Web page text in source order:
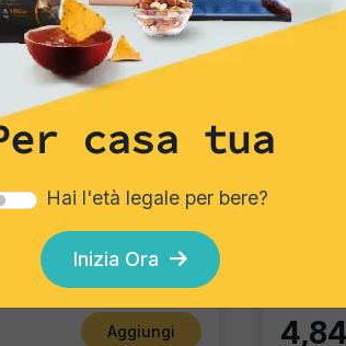
Aggiungi
casa tua
Hai l'età legale per bere?
Inizia Ora